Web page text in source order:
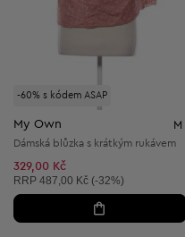
-60% s kódem ASAP
My Own M
Dámská blůzka s krátkým rukávem
329,00 Kč
Doporučená cena:
RRP 487,00 Kč (-32%)